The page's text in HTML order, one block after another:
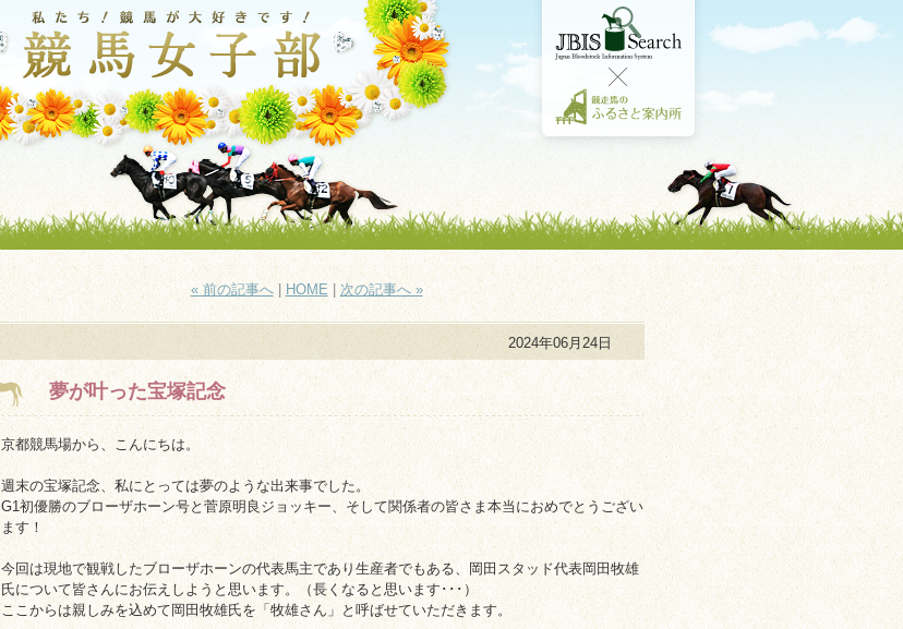
« 前の記事へ| HOME| 次の記事へ »
2024年06月24日
夢が叶った宝塚記念
京都競馬場から、こんにちは。
週末の宝塚記念、私にとっては夢のような出来事でした。
G1初優勝のブローザホーン号と菅原明良ジョッキー、そして関係者の皆さま本当におめでとうござい
ます！
今回は現地で観戦したブローザホーンの代表馬主であり生産者でもある、岡田スタッド代表岡田牧雄
氏について皆さんにお伝えしようと思います。（長くなると思います･･･）
ここからは親しみを込めて岡田牧雄氏を「牧雄さん」と呼ばせていただきます。